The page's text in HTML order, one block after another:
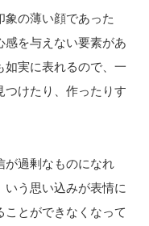
象の薄い顔であった
感を与えない要素があ
如実に表れるので、一
つけたり、作ったりす
が過剰なものになれ
いう思い込みが表情に
とができなくなって